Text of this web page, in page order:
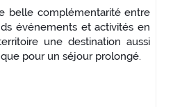
belle complémentarité entre
événements et activités en
une destination aussi
pour un séjour prolongé.